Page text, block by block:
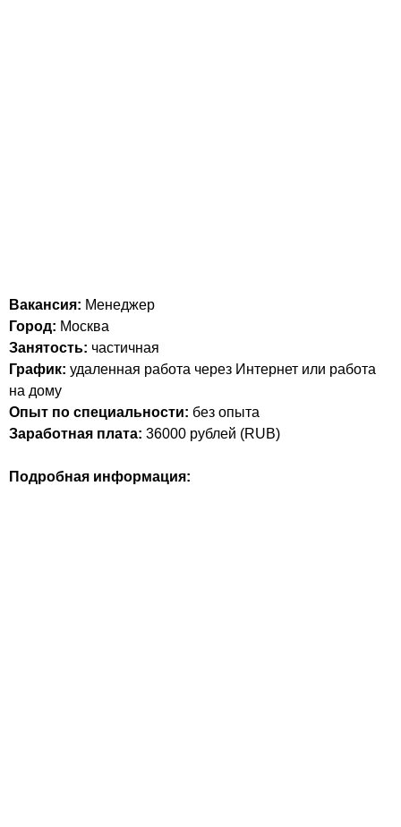
Вакансия: Менеджер
Город: Москва
Занятость: частичная
График: удаленная работа через Интернет или работа
на дому
Опыт по специальности: без опыта
Заработная плата: 36000 рублей (RUB)
Подробная информация: